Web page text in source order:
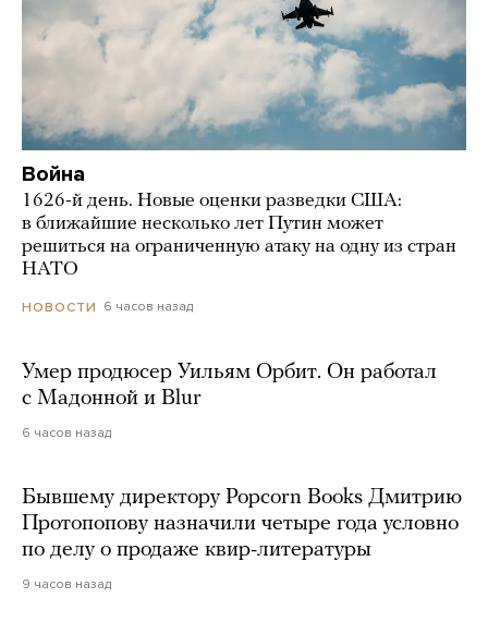
Война
1626-й день. Новые оценки разведки США:
в ближайшие несколько лет Путин может
решиться на ограниченную атаку на одну из стран
НАТО
НОВОСТИ 6 часов назад
Умер продюсер Уильям Орбит. Он работал
с Мадонной и Blur
6 часов назад
Бывшему директору Popcorn Books Дмитрию
Протопопову назначили четыре года условно
по делу о продаже квир-литературы
9 часов назад